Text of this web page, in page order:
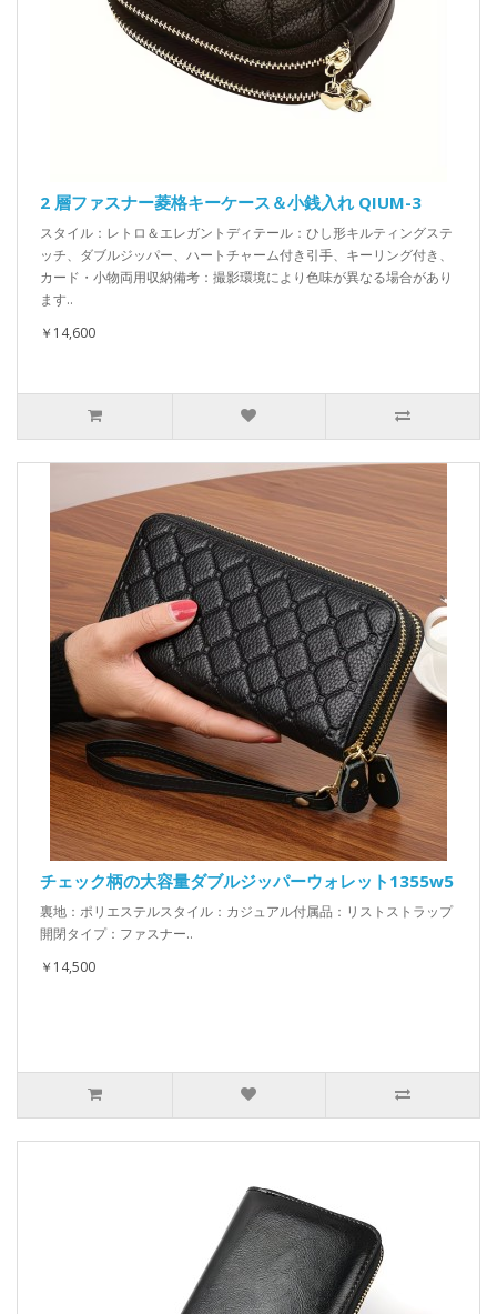
2 層ファスナー菱格キーケース＆小銭入れ QIUM-3
スタイル：レトロ＆エレガントディテール：ひし形キルティングステ
ッチ、ダブルジッパー、ハートチャーム付き引手、キーリング付き、
カード・小物両用収納備考：撮影環境により色味が異なる場合があり
ます..
￥14,600
チェック柄の大容量ダブルジッパーウォレット1355w5
裏地：ポリエステルスタイル：カジュアル付属品：リストストラップ
開閉タイプ：ファスナー..
￥14,500